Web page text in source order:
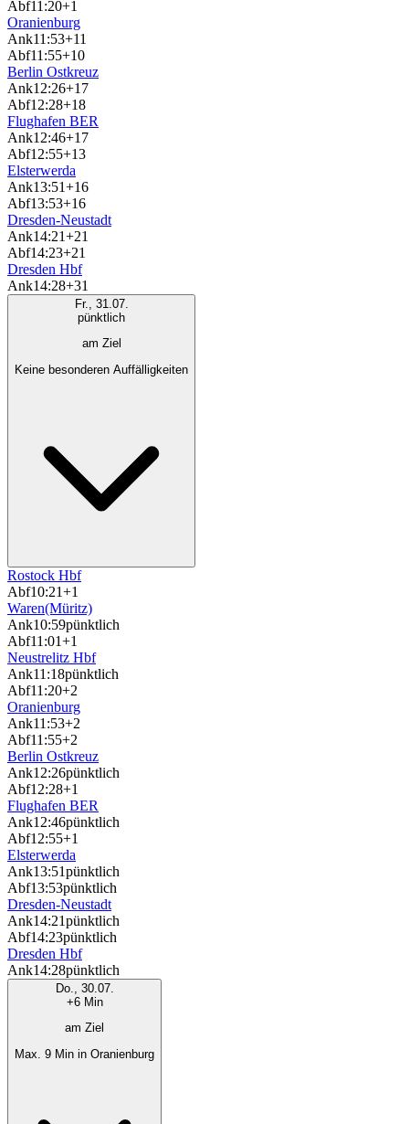
Abf11:20+1
Oranienburg
Ank11:53+11
Abf11:55+10
Berlin Ostkreuz
Ank12:26+17
Abf12:28+18
Flughafen BER
Ank12:46+17
Abf12:55+13
Elsterwerda
Ank13:51+16
Abf13:53+16
Dresden-Neustadt
Ank14:21+21
Abf14:23+21
Dresden Hbf
Ank14:28+31
Fr., 31.07.
pünktlich
am Ziel
Keine besonderen Auffälligkeiten
Rostock Hbf
Abf10:21+1
Waren(Müritz)
Ank10:59pünktlich
Abf11:01+1
Neustrelitz Hbf
Ank11:18pünktlich
Abf11:20+2
Oranienburg
Ank11:53+2
Abf11:55+2
Berlin Ostkreuz
Ank12:26pünktlich
Abf12:28+1
Flughafen BER
Ank12:46pünktlich
Abf12:55+1
Elsterwerda
Ank13:51pünktlich
Abf13:53pünktlich
Dresden-Neustadt
Ank14:21pünktlich
Abf14:23pünktlich
Dresden Hbf
Ank14:28pünktlich
Do., 30.07.
+6 Min
am Ziel
Max. 9 Min in Oranienburg